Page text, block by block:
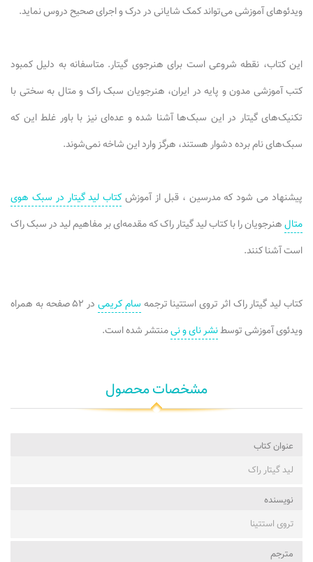
ویدئوهای آموزشی می‌تواند کمک شایانی در درک و اجرای صحیح دروس نماید.
این کتاب، نقطه شروعی است برای هنرجوی گیتار. متاسفانه به دلیل کمبود
کتب آموزشی مدون و پایه در ایران، هنرجویان سبک راک و متال به سختی با
تکنیک‌های گیتار در این سبک‌ها آشنا شده و عده‌ای نیز با باور غلط این که
سبک‌های نام برده دشوار هستند، هرگز وارد این شاخه نمی‌شوند.
پیشنهاد می شود که مدرسین ، قبل از آموزش کتاب لید گیتار در سبک هوی
متالهنرجویان را با کتاب لید گیتار راک که مقدمه‌ای بر مفاهیم لید در سبک راک
است آشنا کنند.
کتاب لید گیتار راک اثر تروی استتینا ترجمه سام کریمی
در ۵۲ صفحه به همراه
ویدئوی آموزشی توسطنشر نای و نیمنتشر شده است.
مشخصات محصول
عنوان کتاب
لید گیتار راک
نویسنده
تروی استتینا
مترجم